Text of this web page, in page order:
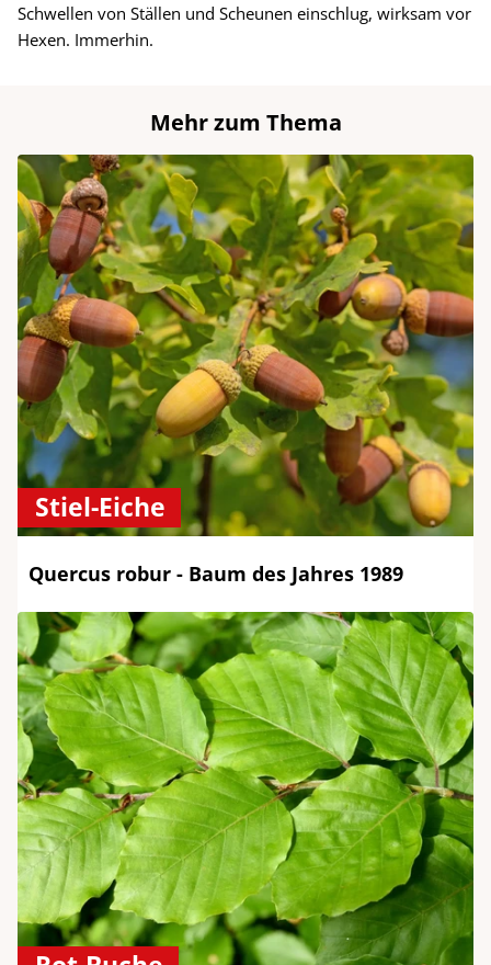
Schwellen von Ställen und Scheunen einschlug, wirksam vor
Hexen. Immerhin.
Mehr zum Thema
Stiel-Eiche
Quercus robur - Baum des Jahres 1989